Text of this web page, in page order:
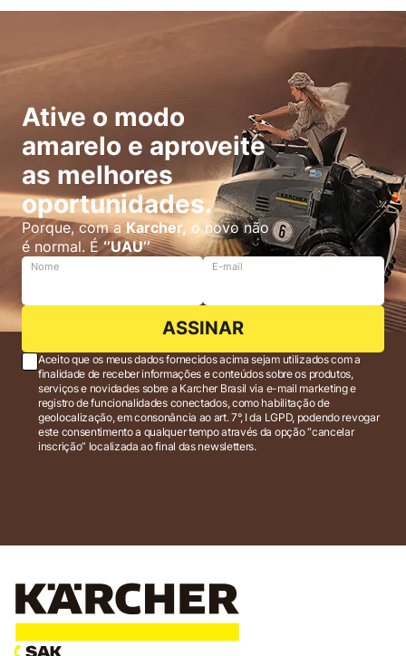
Ative o modo
amarelo e aproveite
as melhores
oportunidades.
Porque, com aKarcher, o novo não
é normal. É‘’UAU’’
Nome E-mail
ASSINAR
Aceito que os meus dados fornecidos acima sejam utilizados com a
finalidade de receber informações e conteúdos sobre os produtos,
serviços e novidades sobre a Karcher Brasil via e-mail marketing e
registro de funcionalidades conectados, como habilitação de
geolocalização, em consonância ao art. 7°, I da LGPD, podendo revogar
este consentimento a qualquer tempo através da opção “cancelar
inscrição” localizada ao final das newsletters.